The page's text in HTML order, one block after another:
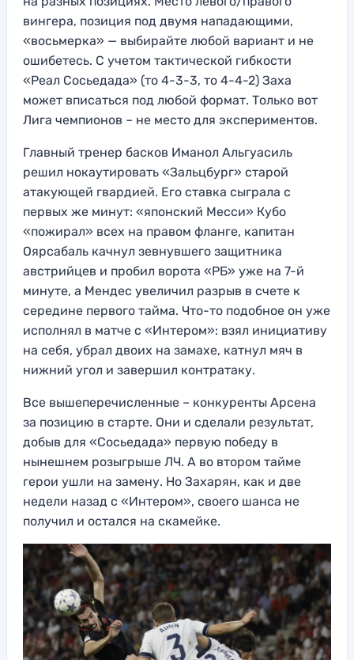
вингера, позиция под двумя нападающими,
«восьмерка» — выбирайте любой вариант и не
ошибетесь. С учетом тактической гибкости
«Реал Сосьедада» (то 4-3-3, то 4-4-2) Заха
может вписаться под любой формат. Только вот
Лига чемпионов – не место для экспериментов.
Главный тренер басков Иманол Альгуасиль
решил нокаутировать «Зальцбург» старой
атакующей гвардией. Его ставка сыграла с
первых же минут: «японский Месси» Кубо
«пожирал» всех на правом фланге, капитан
Оярсабаль качнул зевнувшего защитника
австрийцев и пробил ворота «РБ» уже на 7-й
минуте, а Мендес увеличил разрыв в счете к
середине первого тайма. Что-то подобное он уже
исполнял в матче с «Интером»: взял инициативу
на себя, убрал двоих на замахе, катнул мяч в
нижний угол и завершил контратаку.
Все вышеперечисленные – конкуренты Арсена
за позицию в старте. Они и сделали результат,
добыв для «Сосьедада» первую победу в
нынешнем розыгрыше ЛЧ. А во втором тайме
герои ушли на замену. Но Захарян, как и две
недели назад с «Интером», своего шанса не
получил и остался на скамейке.